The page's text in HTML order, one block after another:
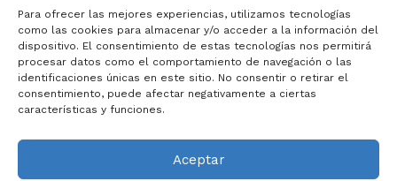
Para ofrecer las mejores experiencias, utilizamos tecnologías
como las cookies para almacenar y/o acceder a la información del
dispositivo. El consentimiento de estas tecnologías nos permitirá
procesar datos como el comportamiento de navegación o las
identificaciones únicas en este sitio. No consentir o retirar el
consentimiento, puede afectar negativamente a ciertas
características y funciones.
Aceptar
Declaración de Accesibilidad